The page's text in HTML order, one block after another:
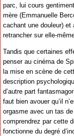
parc, lui cours
mère (Emmanuelle
cachant une douleur)
retrancher sur elle-
Tandis que certaines
penser au cinéma de
la mise en scène de
description
d’autre part
faut bien avouer qu’il
orgasme avec un tas
comprendrez par cette
fonctionne du degré